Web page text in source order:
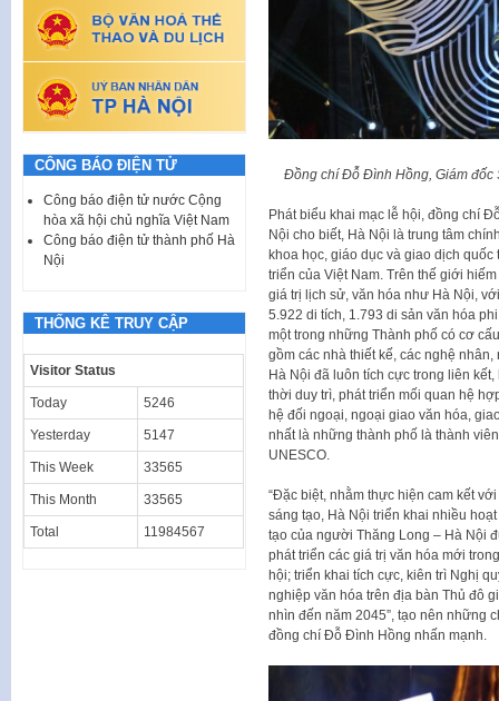
Đồng chí Đỗ Đình Hồng, Giám đốc
Phát biểu khai mạc lễ hội, đồng chí
Nội cho biết, Hà Nội là trung tâm
khoa học, giáo dục và giao dịch
triển của Việt Nam. Trên thế giới
giá trị lịch sử, văn hóa như Hà Nội,
5.922 di tích, 1.793 di sản văn hóa
một trong những Thành phố có cơ
gồm các nhà thiết kế, các nghệ
Hà Nội đã luôn tích cực trong liên
thời duy trì, phát triển mối quan hệ
hệ đối ngoại, ngoại giao văn hóa,
nhất là những thành phố là thành
UNESCO.
“Đặc biệt, nhằm thực hiện cam kết
sáng tạo, Hà Nội triển khai nhiều
tạo của người Thăng Long – Hà Nội
phát triển các giá trị văn hóa mới
hội; triển khai tích cực, kiên trì Nghị
nghiệp văn hóa trên địa bàn Thủ đô
nhìn đến năm 2045”, tạo nên những
đồng chí Đỗ Đình Hồng nhấn mạnh.
CÔNG BÁO ĐIỆN TỬ
Công báo điện tử nước Cộng
hòa xã hội chủ nghĩa Việt Nam
Công báo điện tử thành phố Hà
Nội
THỐNG KÊ TRUY CẬP
Visitor Status
Today 5246
Yesterday 5147
This Week 33565
This Month 33565
Total 11984567